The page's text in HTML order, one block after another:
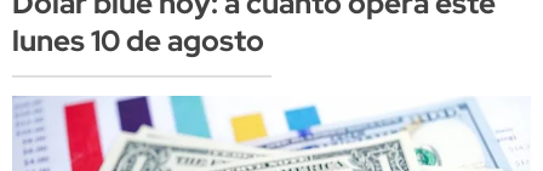
lunes 10 de agosto